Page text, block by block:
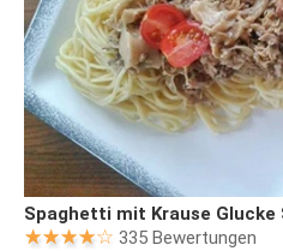
Spaghetti mit Krause Glucke
335 Bewertungen